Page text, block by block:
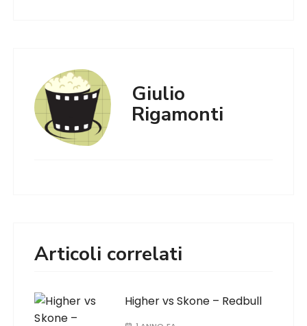
Giulio
Rigamonti
Articoli correlati
Higher vs Skone – Redbull